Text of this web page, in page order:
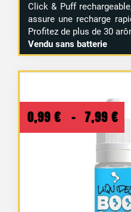
Click & Puff
assure une recharge
Profitez de plus de 30
Vendu sans batterie
0,99 € – 7,99 €
de
à